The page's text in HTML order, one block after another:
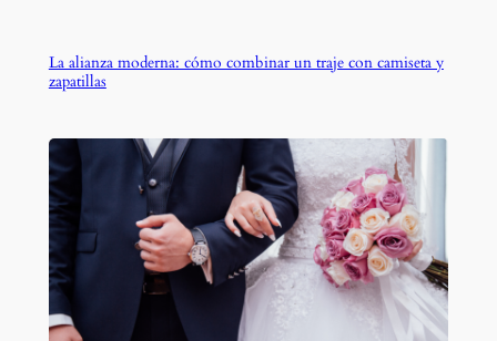
La alianza moderna: cómo combinar un traje con camiseta y
zapatillas